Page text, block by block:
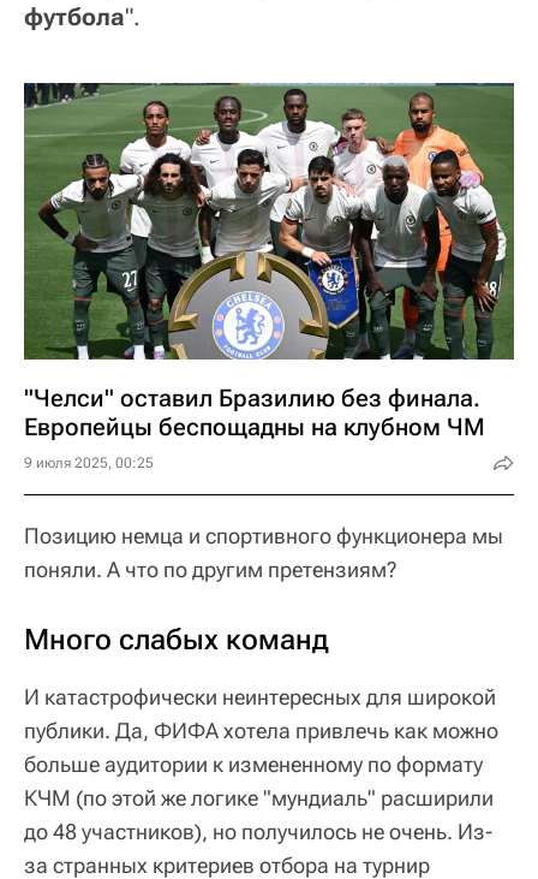
футбола".
"Челси" оставил Бразилию без финала.
Европейцы беспощадны на клубном ЧМ
9 июля 2025, 00:25
Позицию немца и спортивного функционера мы
поняли. А что по другим претензиям?
Много слабых команд
И катастрофически неинтересных для широкой
публики. Да, ФИФА хотела привлечь как можно
больше аудитории к измененному по формату
КЧМ (по этой же логике "мундиаль" расширили
до 48 участников), но получилось не очень. Из-
за странных критериев отбора на турнир